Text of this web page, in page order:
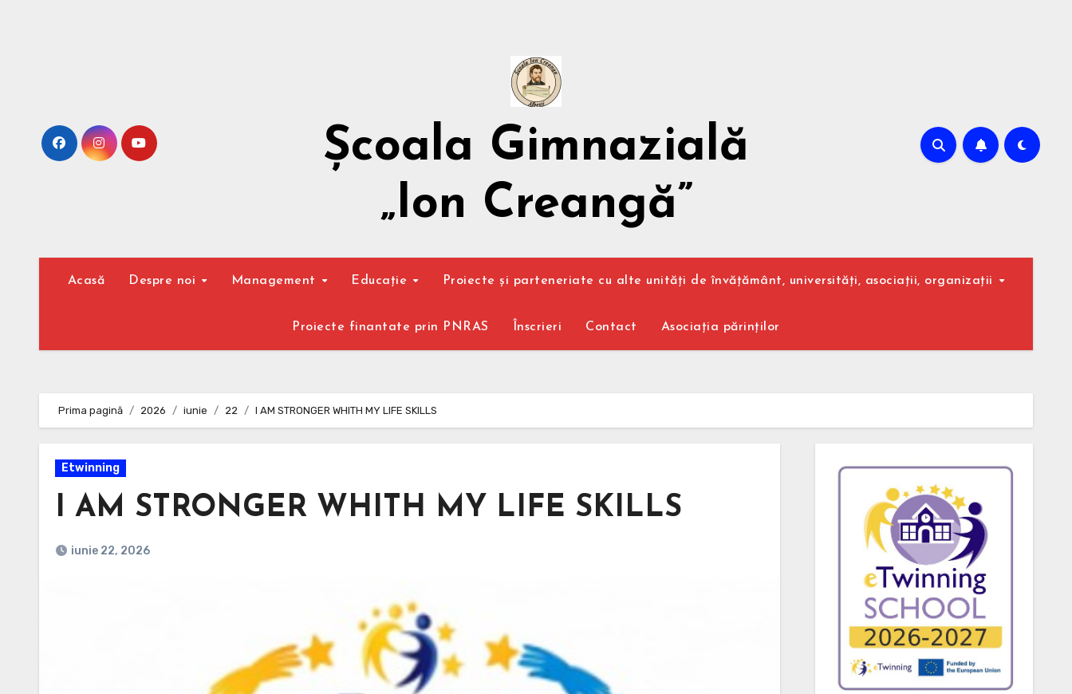
Școala Gimnazială
„Ion Creangă”
Acasă Despre noi Management Educație Proiecte și parteneriate cu alte unități de învățământ, universități, asociații, organizații
Proiecte finantate prin PNRAS Înscrieri Contact Asociația părinților
Prima pagină 2026 iunie 22 I AM STRONGER WHITH MY LIFE SKILLS
Etwinning
I AM STRONGER WHITH MY LIFE SKILLS
iunie 22, 2026